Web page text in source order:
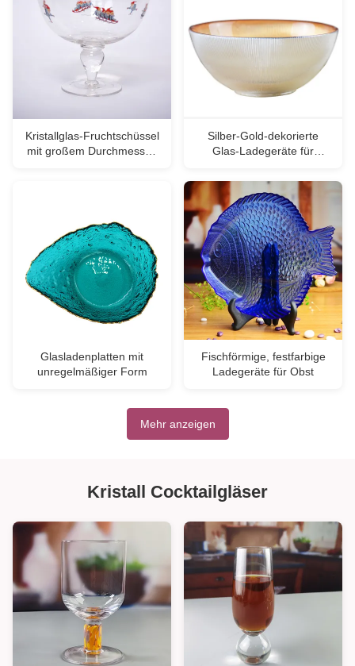
Kristallglas-Fruchtschüssel
mit großem Durchmesser,
Silber-Gold-dekorierte
Glas-Ladegeräte für
Glasladenplatten mit
unregelmäßiger Form
Fischförmige, festfarbige
Ladegeräte für Obst
Mehr anzeigen
Kristall Cocktailgläser